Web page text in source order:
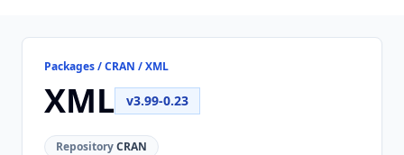
Packages / CRAN / XML
XML v3.99-0.23
RepositoryCRAN